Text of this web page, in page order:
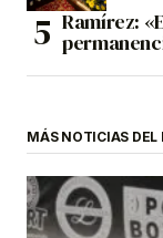
Ramírez:
MÁS NOTICIAS DEL